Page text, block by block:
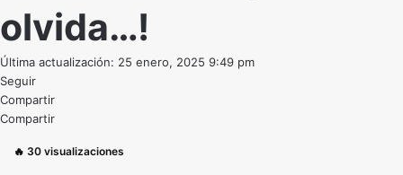
olvida…!
Última actualización: 25 enero, 2025 9:49 pm
Seguir
Compartir
Compartir
🔥 30 visualizaciones